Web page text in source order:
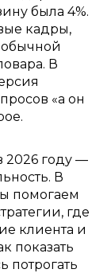
была 4%.
кадры,
обычной
В
«а он
2026 году —
В
помогаем
где
клиента и
показать
потрогать